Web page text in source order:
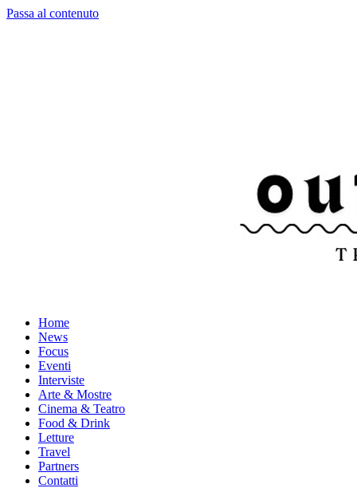
Passa al contenuto
Home
News
Focus
Eventi
Interviste
Arte & Mostre
Cinema & Teatro
Food & Drink
Letture
Travel
Partners
Contatti